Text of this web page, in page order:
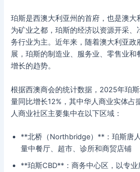
珀斯是西澳大利亚州的首府，也是澳大
为矿业之都，珀斯的经济以资源开采、
务行业为主。近年来，随着澳大利亚政
展，珀斯的制造业、服务业、零售业和
增长的趋势。
根据西澳商会的统计数据，2025年珀
量同比增长12%，其中华人商业实体占
人商业社区主要集中在以下区域：
**北桥（Northbridge）**：珀斯唐
量中餐厅、超市、诊所和商贸店铺
**珀斯CBD**：商务中心区，以专